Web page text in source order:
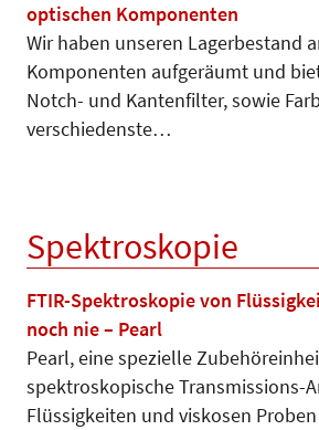
optischen Komponenten
Wir haben unseren Lagerbestand
Komponenten aufgeräumt und
Notch- und Kantenfilter, sowie
verschiedenste…
Spektroskopie
FTIR-Spektroskopie von
noch nie – Pearl
Pearl, eine spezielle
spektroskopische Trans­missions-
Flüssig­kei­ten und viskosen